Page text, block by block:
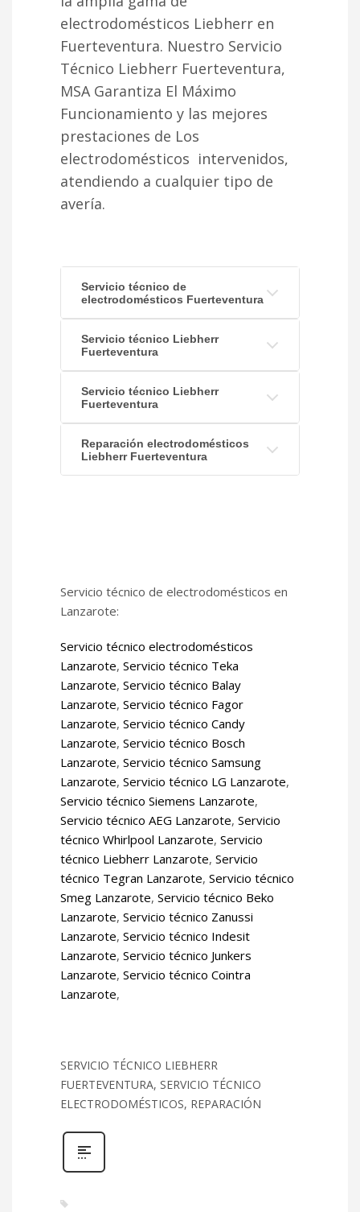
electrodomésticos Liebherr en
Fuerteventura. Nuestro Servicio
Técnico Liebherr Fuerteventura,
MSA Garantiza El Máximo
Funcionamiento y las mejores
prestaciones de Los
electrodomésticos intervenidos,
atendiendo a cualquier tipo de
avería.
Servicio técnico de
electrodomésticos Fuerteventura
Servicio técnico Liebherr
Fuerteventura
Servicio técnico Liebherr
Fuerteventura
Reparación electrodomésticos
Liebherr Fuerteventura
Servicio técnico de electrodomésticos en
Lanzarote:
Servicio técnico electrodomésticos
Lanzarote, Servicio técnico Teka
Lanzarote, Servicio técnico Balay
Lanzarote, Servicio técnico Fagor
Lanzarote, Servicio técnico Candy
Lanzarote, Servicio técnico Bosch
Lanzarote, Servicio técnico Samsung
Lanzarote, Servicio técnico LG Lanzarote,
Servicio técnico Siemens Lanzarote,
Servicio técnico AEG Lanzarote, Servicio
técnico Whirlpool Lanzarote, Servicio
técnico Liebherr Lanzarote, Servicio
técnico Tegran Lanzarote, Servicio técnico
Smeg Lanzarote, Servicio técnico Beko
Lanzarote, Servicio técnico Zanussi
Lanzarote, Servicio técnico Indesit
Lanzarote, Servicio técnico Junkers
Lanzarote, Servicio técnico Cointra
Lanzarote,
SERVICIO TÉCNICO LIEBHERR
FUERTEVENTURA, SERVICIO TÉCNICO
ELECTRODOMÉSTICOS, REPARACIÓN